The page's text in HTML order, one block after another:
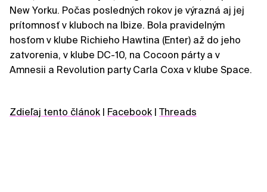
New Yorku. Počas posledných rokov je výrazná aj jej
prítomnosť v kluboch na Ibize. Bola pravidelným
hosťom v klube Richieho Hawtina (Enter) až do jeho
zatvorenia, v klube DC-10, na Cocoon párty a v
Amnesii a Revolution party Carla Coxa v klube Space.
Zdieľaj tento článok | Facebook | Threads